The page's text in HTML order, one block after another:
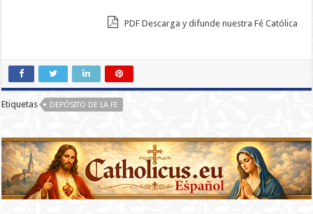
PDF Descarga y difunde nuestra Fé Católica
Etiquetas DEPÓSITO DE LA FE